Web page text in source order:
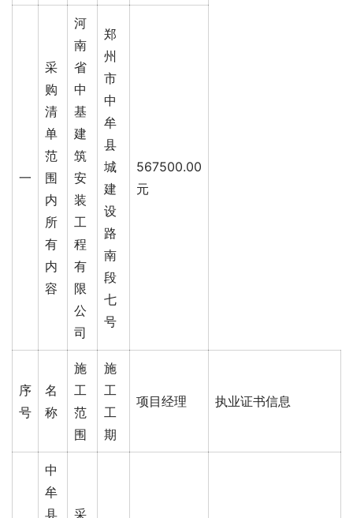
一
采
购
清
单
范
围
内
所
有
内
容
河
南
省
中
基
建
筑
安
装
工
程
有
限
公
司
郑
州
市
中
牟
县
城
建
设
路
南
段
七
号
567500.00
元
序
号
名
称
施
工
范
围
施
工
工
期
项目经理 执业证书信息
中
牟
县
采